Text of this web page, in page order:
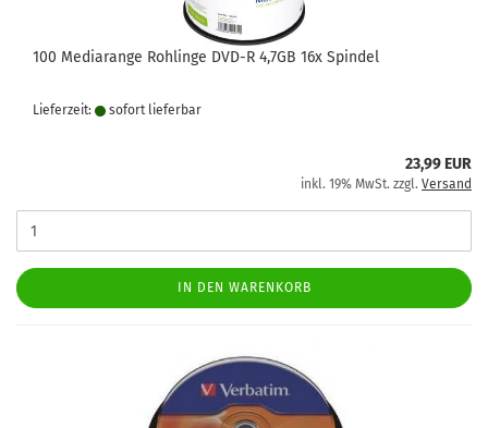
100 Mediarange Rohlinge DVD-R 4,7GB 16x Spindel
Lieferzeit: sofort lie­fer­bar
23,99 EUR
inkl. 19% MwSt. zzgl. Versand
IN DEN WARENKORB